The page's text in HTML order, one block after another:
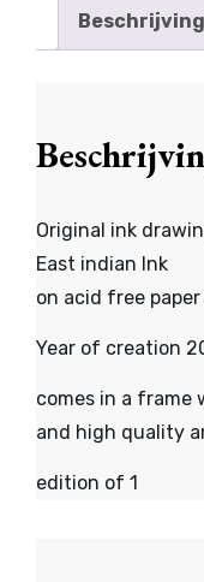
Beschrijving
Original ink
East indian Ink
on acid free
Year of creation
comes in a frame
and high quality
edition of 1